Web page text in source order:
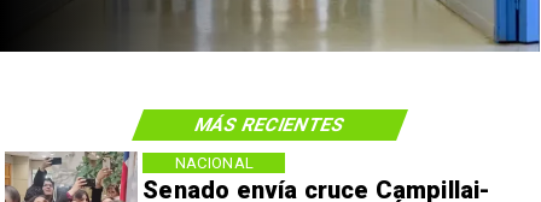
Senado envía cruce Campillai-
NACIONAL
MÁS RECIENTES